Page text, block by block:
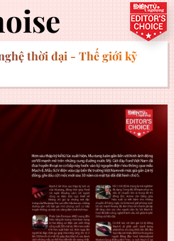
thời đại - Thế giới kỹ